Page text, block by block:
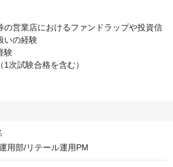
の営業店におけるファンドラップや投資信
いの経験
験
1次試験合格を含む）
用部/リテール運用PM